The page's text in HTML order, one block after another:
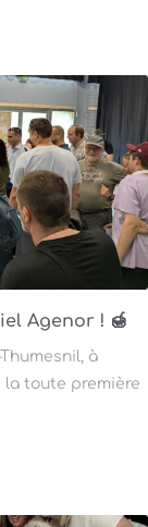
Agenor ! 🍯
à
la toute première